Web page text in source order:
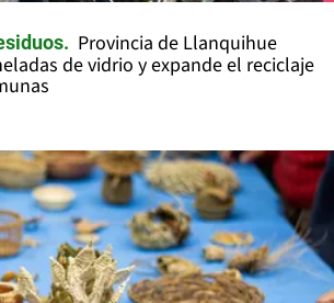
Provincia de Llanquihue
de vidrio y expande el reciclaje